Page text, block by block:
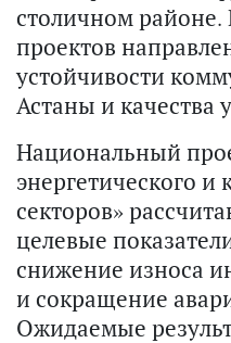
столичном
проектов
устойчивости
Астаны и качества
Национальный
энергетического
секторов»
целевые
снижение износа
и сокращение
Ожидаемые